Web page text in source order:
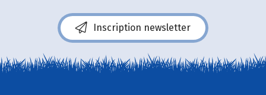
Inscription newsletter